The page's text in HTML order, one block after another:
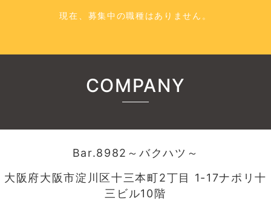
現在、募集中の職種はありません。
COMPANY
Bar.8982～バクハツ～
大阪府大阪市淀川区十三本町2丁目 1-17ナポリ十
三ビル10階